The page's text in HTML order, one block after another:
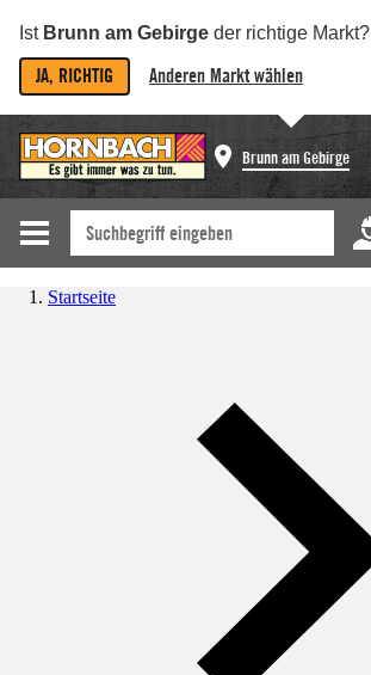
Ist Brunn am Gebirge der richtige Markt?
JA, RICHTIG Anderen Markt wählen
Brunn am Gebirge
Startseite